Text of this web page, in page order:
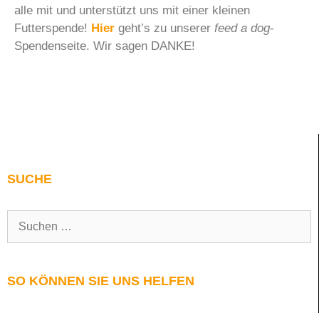
alle mit und unterstützt uns mit einer kleinen
Futterspende! Hier geht’s zu unserer feed a dog-
Spendenseite. Wir sagen DANKE!
SUCHE
SO KÖNNEN SIE UNS HELFEN